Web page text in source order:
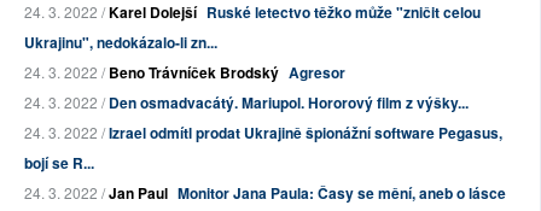
24. 3. 2022 /Karel Dolejší Ruské letectvo těžko může "zničit celou
Ukrajinu", nedokázalo-li zn...
24. 3. 2022 /Beno Trávníček Brodský Agresor
24. 3. 2022 /Den osmadvacátý. Mariupol. Hororový film z výšky...
24. 3. 2022 /Izrael odmítl prodat Ukrajině špionážní software Pegasus,
bojí se R...
24. 3. 2022 /Jan Paul Monitor Jana Paula: Časy se mění, aneb o lásce